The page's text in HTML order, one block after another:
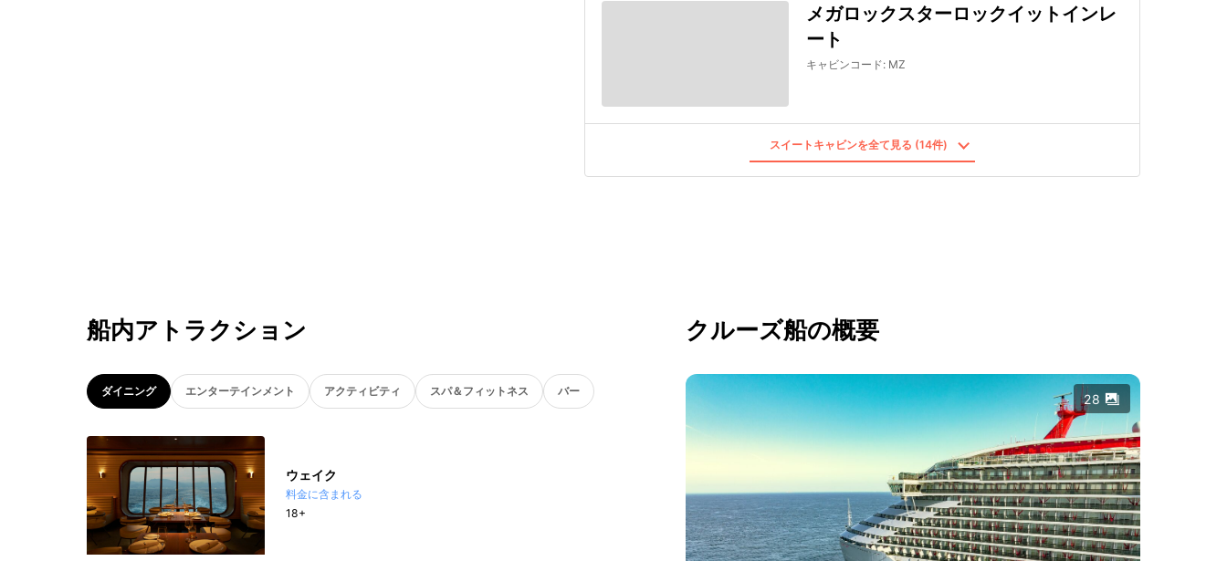
メガロックスターロックイットインレ
ート
キャビンコード: MZ
スイートキャビンを全て見る (14件)
船内アトラクション
ダイニング エンターテインメント アクティビティ スパ＆フィットネス バー
ウェイク
料金に含まれる
18+
クルーズ船の概要
28